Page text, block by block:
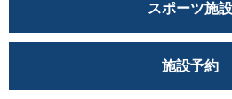
スポーツ施設
施設予約